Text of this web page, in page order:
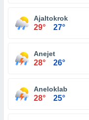
Ajaltokrok
29° 27°
Anejet
28° 26°
Aneloklab
28° 25°